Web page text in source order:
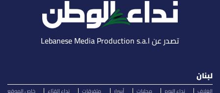
تصدر عن Lebanese Media Production s.a.l
لبنان
الغلاف نداء اليوم محليات أسرار متفرقات نداء القرّاء خاص الموقع